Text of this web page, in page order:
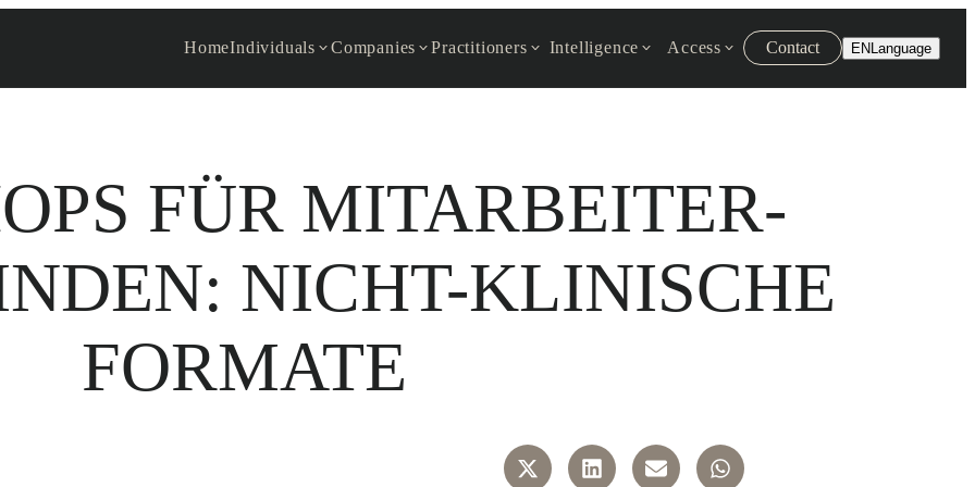
HomeIndividuals Companies Practitioners Intelligence Access Contact ENLanguage
FÜR MITARBEITER-
NICHT-KLINISCHE
FORMATE